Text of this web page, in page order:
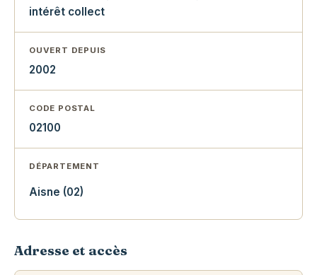
intérêt collect
OUVERT DEPUIS
2002
CODE POSTAL
02100
DÉPARTEMENT
Aisne (02)
Adresse et accès